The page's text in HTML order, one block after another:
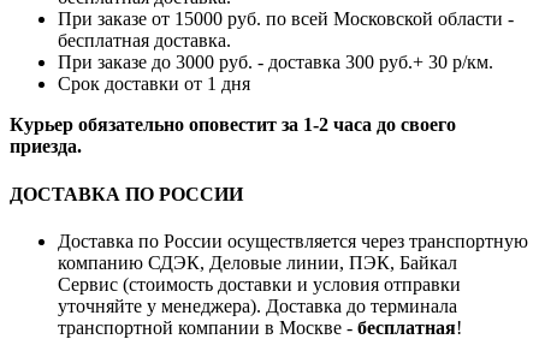
При заказе от 15000 руб. по всей Московской области -
бесплатная доставка.
При заказе до 3000 руб. - доставка 300 руб.+ 30 р/км.
Срок доставки от 1 дня
Курьер обязательно оповестит за 1-2 часа до своего
приезда.
ДОСТАВКА ПО РОССИИ
Доставка по России осуществляется через транспортную
компанию СДЭК, Деловые линии, ПЭК, Байкал
Сервис (стоимость доставки и условия отправки
уточняйте у менеджера). Доставка до терминала
транспортной компании в Москве - бесплатная!